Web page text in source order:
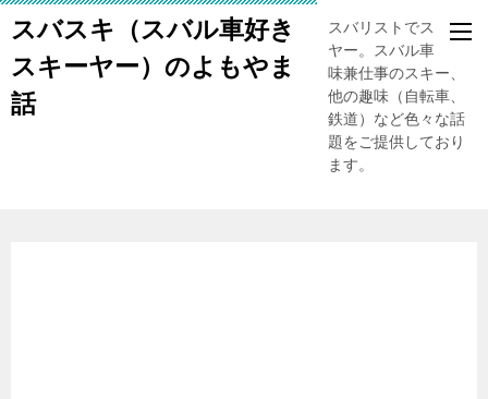
スバスキ（スバル車好き
スキーヤー）のよもやま
話
スバリストでスキー
ヤー。スバル車、趣
味兼仕事のスキー、
他の趣味（自転車、
鉄道）など色々な話
題をご提供しており
ます。